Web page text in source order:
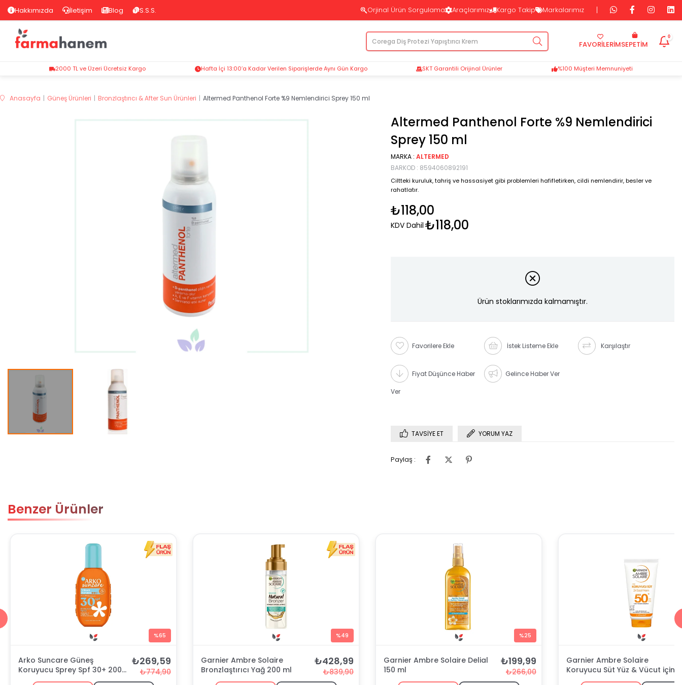
Hakkımızda İletişim Blog S.S.S. Orjinal Ürün Sorgulama Araçlarımız Kargo Takip Markalarımız
SEPETIM
FAVORİLERİM
0
2000 TL ve Üzeri Ücretsiz Kargo Hafta İçi 13:00’a Kadar Verilen Siparişlerde Aynı Gün Kargo SKT Garantili Orijinal Ürünler %100 Müşteri Memnuniyeti
Anasayfa Güneş Ürünleri Bronzlaştırıcı & After Sun Ürünleri Altermed Panthenol Forte %9 Nemlendirici Sprey 150 ml
Altermed Panthenol Forte %9 Nemlendirici
Sprey 150 ml
MARKA : ALTERMED
BARKOD : 8594060892191
Ciltteki kuruluk, tahriş ve hassasiyet gibi problemleri hafifletirken, cildi nemlendirir, besler ve
rahatlatır.
₺118,00
KDV Dahil ₺118,00
Ürün stoklarımızda kalmamıştır.
Favorilere Ekle İstek Listeme Ekle Karşılaştır
Fiyat Düşünce Haber
Ver
Gelince Haber Ver
TAVSIYE ET YORUM YAZ
Paylaş :
Benzer Ürünler
%65
Arko Suncare Güneş
Koruyucu Sprey Spf 30+ 200
₺269,59
₺774,90
%49
Garnier Ambre Solaire
Bronzlaştırıcı Yağ 200 ml
₺428,99
₺839,90
%25
Garnier Ambre Solaire Delial
150 ml
₺199,99
₺266,00
Garnier Ambre Solaire
Koruyucu Süt Yüz & Vücut için
SPF50 50 ml